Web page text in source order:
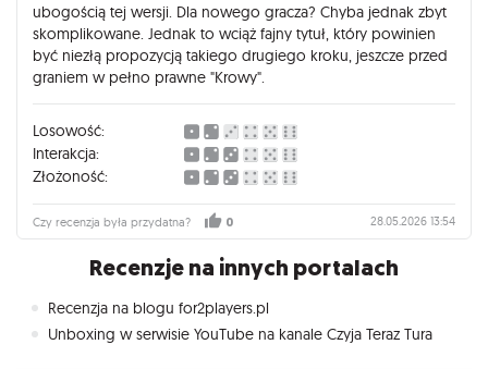
ubogością tej wersji. Dla nowego gracza? Chyba jednak zbyt
skomplikowane. Jednak to wciąż fajny tytuł, który powinien
być niezłą propozycją takiego drugiego kroku, jeszcze przed
graniem w pełno prawne "Krowy".
Losowość:
Interakcja:
Złożoność:
Czy recenzja była przydatna? 0 28.05.2026 13:54
Recenzje na innych portalach
Recenzja na blogu for2players.pl
Unboxing w serwisie YouTube na kanale Czyja Teraz Tura